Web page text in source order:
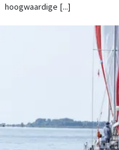
hoogwaardige [...]